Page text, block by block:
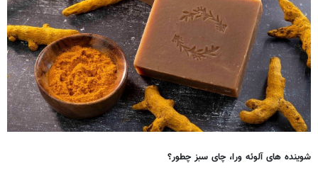
شوینده های آلوئه ورا، چای سبز چطور؟